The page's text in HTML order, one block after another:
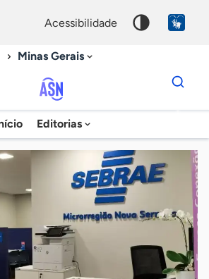
acessibilidade
Minas Gerais
Agência
Sebrae
de
Notícias
Editorias
Dados
para
chave